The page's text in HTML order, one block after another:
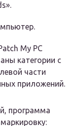
My PC
категории с
части
приложений.
программа